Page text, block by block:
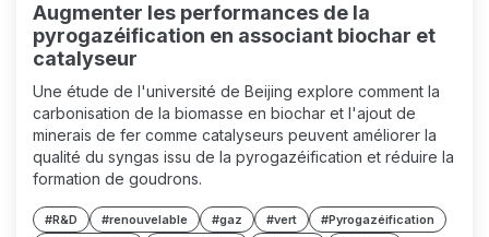
Augmenter les performances de la
pyrogazéification en associant biochar et
catalyseur
Une étude de l'université de Beijing explore comment la
carbonisation de la biomasse en biochar et l'ajout de
minerais de fer comme catalyseurs peuvent améliorer la
qualité du syngas issu de la pyrogazéification et réduire la
formation de goudrons.
#R&D #renouvelable #gaz #vert
#Pyrogazéification